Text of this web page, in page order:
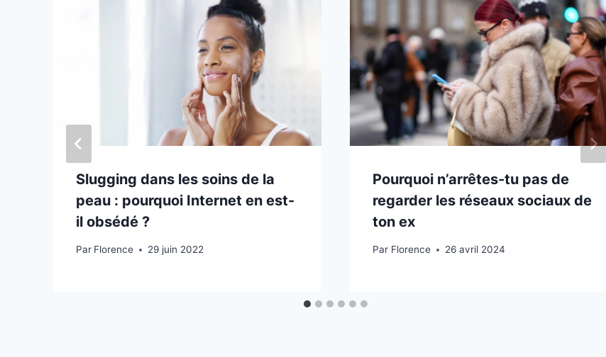
Slugging dans les soins de la
peau : pourquoi Internet en est-
il obsédé ?
Par Florence 29 juin 2022
Pourquoi n’arrêtes-tu pas de
regarder les réseaux sociaux de
ton ex
Par Florence 26 avril 2024